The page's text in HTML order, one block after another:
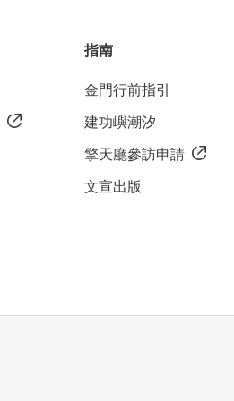
指南
金門行前指引
建功嶼潮汐
擎天廳參訪申請
文宣出版